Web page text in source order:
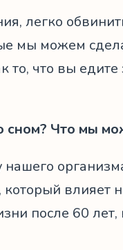
легко
мы можем
то, что вы
Что мы
влияет
после 60